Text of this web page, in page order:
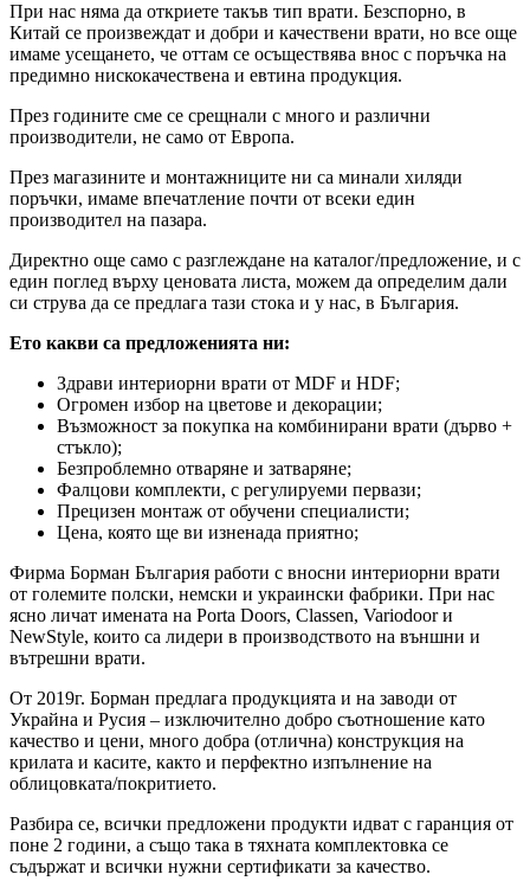
При нас няма да откриете такъв тип врати. Безспорно, в
Китай се произвеждат и добри и качествени врати, но все още
имаме усещането, че оттам се осъществява внос с поръчка на
предимно нискокачествена и евтина продукция.
През годините сме се срещнали с много и различни
производители, не само от Европа.
През магазините и монтажниците ни са минали хиляди
поръчки, имаме впечатление почти от всеки един
производител на пазара.
Директно още само с разглеждане на каталог/предложение, и с
един поглед върху ценовата листа, можем да определим дали
си струва да се предлага тази стока и у нас, в България.
Ето какви са предложенията ни:
Здрави интериорни врати от MDF и HDF;
Огромен избор на цветове и декорации;
Възможност за покупка на комбинирани врати (дърво +
стъкло);
Безпроблемно отваряне и затваряне;
Фалцови комплекти, с регулируеми первази;
Прецизен монтаж от обучени специалисти;
Цена, която ще ви изненада приятно;
Фирма Борман България работи с вносни интериорни врати
от големите полски, немски и украински фабрики. При нас
ясно личат имената на Porta Doors, Classen, Variodoor и
NewStyle, които са лидери в производството на външни и
вътрешни врати.
От 2019г. Борман предлага продукцията и на заводи от
Украйна и Русия – изключително добро съотношение като
качество и цени, много добра (отлична) конструкция на
крилата и касите, както и перфектно изпълнение на
облицовката/покритието.
Разбира се, всички предложени продукти идват с гаранция от
поне 2 години, а също така в тяхната комплектовка се
съдържат и всички нужни сертификати за качество.